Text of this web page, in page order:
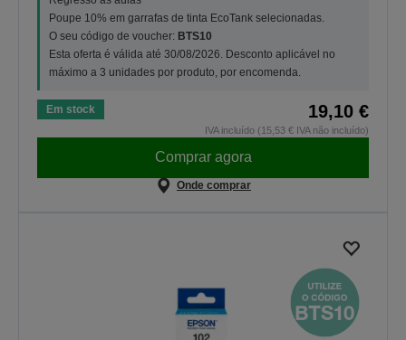
Poupe 10% em garrafas de tinta EcoTank selecionadas.
O seu código de voucher: BTS10
Esta oferta é válida até 30/08/2026. Desconto aplicável no
máximo a 3 unidades por produto, por encomenda.
Em stock 19,10 €
IVA incluído (15,53 € IVA não incluído)
Comprar agora
Onde comprar